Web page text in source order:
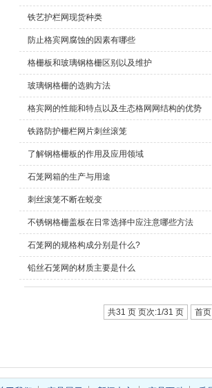
铁艺护栏网现货种类
防止格宾网腐蚀的因素有哪些
格栅板和玻璃钢格栅区别以及维护
玻璃钢格栅的选购方法
格宾网的性能和特点以及生态格网网结构的优势
铁路防护栅栏网片刺丝滚笼
了解钢格栅板的作用及应用领域
石笼网箱的生产与用途
刺丝滚笼不断在蜕变
不锈钢格栅盖板在日常选择中应注意哪些方法
石笼网的规格构成分别是什么?
铅丝石笼网的材质主要是什么
共31 页 页次:1/31 页 首页